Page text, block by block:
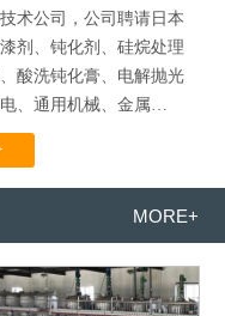
术公司，公司聘请日本
剂、钝化剂、硅烷处理
酸洗钝化膏、电解抛光
、通用机械、金属
MORE+